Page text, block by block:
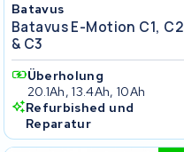
Batavus
Batavus E-Motion C1, C2
& C3
Überholung
20.1Ah, 13.4Ah, 10Ah
Refurbished und
Reparatur